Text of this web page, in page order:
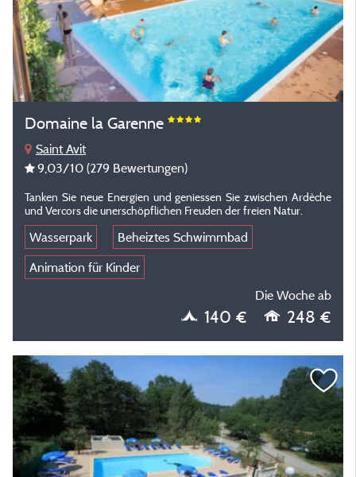
Domaine la Garenne
Saint Avit
9,03/10 (279 Bewertungen)
Tanken Sie neue Energien und geniessen Sie zwischen Ardèche
und Vercors die unerschöpflichen Freuden der freien Natur.
Wasserpark
Beheiztes Schwimmbad
Animation für Kinder
Die Woche ab
140 € 248 €